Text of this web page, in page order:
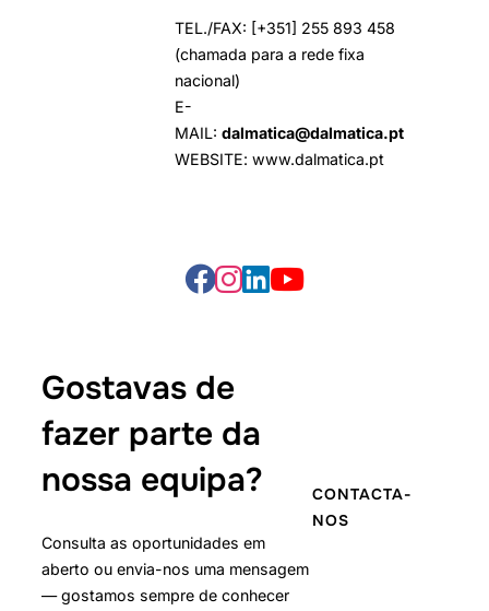
TEL./FAX: [+351] 255 893 458
(chamada para a rede fixa
nacional)
E-
MAIL: dalmatica@dalmatica.pt
WEBSITE: www.dalmatica.pt
Gostavas de
fazer parte da
nossa equipa?
Consulta as oportunidades em
aberto ou envia-nos uma mensagem
— gostamos sempre de conhecer
CONTACTA-
NOS